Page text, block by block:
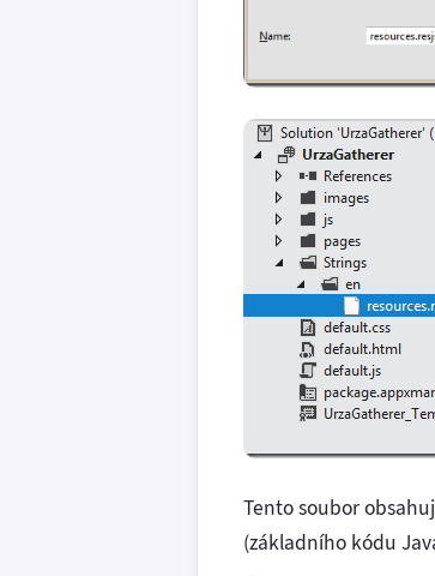
Tento soubor
(základního kódu